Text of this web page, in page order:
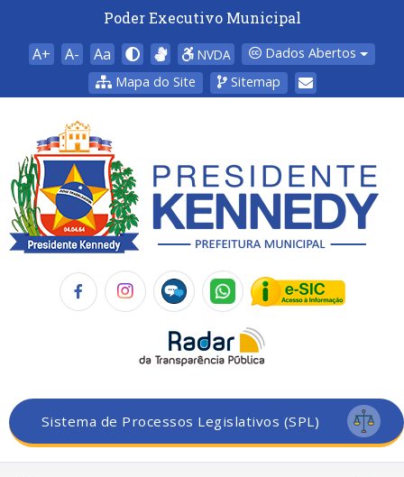
Poder Executivo Municipal
A+ A- Aa NVDA
Dados Abertos
Mapa do Site
Sitemap
Sistema de Processos Legislativos (SPL)